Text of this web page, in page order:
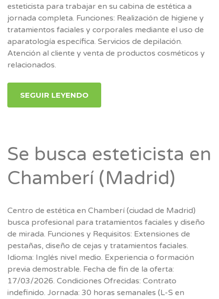
esteticista para trabajar en su cabina de estética a
jornada completa. Funciones: Realización de higiene y
tratamientos faciales y corporales mediante el uso de
aparatología específica. Servicios de depilación.
Atención al cliente y venta de productos cosméticos y
relacionados.
SEGUIR LEYENDO
Se busca esteticista en
Chamberí (Madrid)
Centro de estética en Chamberí (ciudad de Madrid)
busca profesional para tratamientos faciales y diseño
de mirada. Funciones y Requisitos: Extensiones de
pestañas, diseño de cejas y tratamientos faciales.
Idioma: Inglés nivel medio. Experiencia o formación
previa demostrable. Fecha de fin de la oferta:
17/03/2026. Condiciones Ofrecidas: Contrato
indefinido. Jornada: 30 horas semanales (L-S en